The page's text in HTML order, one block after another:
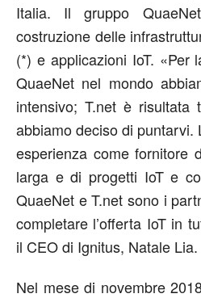
Italia. Il gruppo
costruzione delle
(*) e applicazioni IoT. «Per
QuaeNet nel mondo
intensivo; T.net è
abbiamo deciso di puntarvi.
esperienza come fornitore
larga e di progetti IoT e
QuaeNet e T.net sono i
completare l’offerta IoT in
il CEO di Ignitus, Natale Lia.
Nel mese di novembre